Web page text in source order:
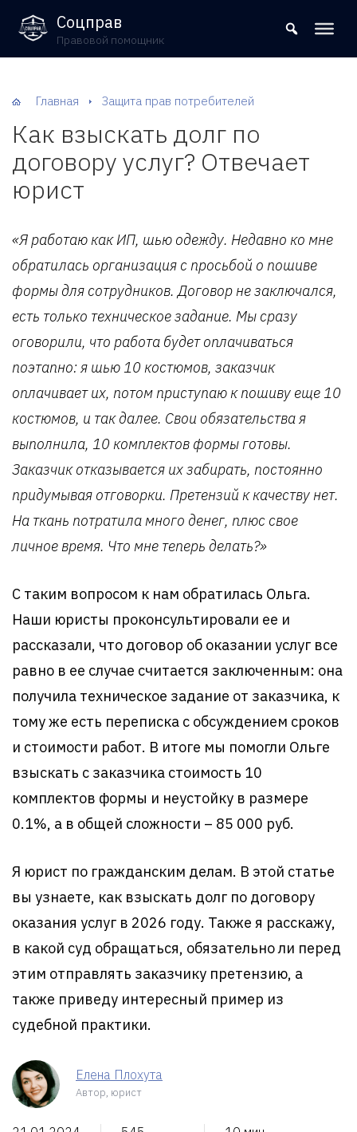
8 (800) 302-09-37
Соцправ
Правовой помощник
Главная Защита прав потребителей
Как взыскать долг по
договору услуг? Отвечает
юрист
«Я работаю как ИП, шью одежду. Недавно ко мне
обратилась организация с просьбой о пошиве
формы для сотрудников. Договор не заключался,
есть только техническое задание. Мы сразу
оговорили, что работа будет оплачиваться
поэтапно: я шью 10 костюмов, заказчик
оплачивает их, потом приступаю к пошиву еще 10
костюмов, и так далее. Свои обязательства я
выполнила, 10 комплектов формы готовы.
Заказчик отказывается их забирать, постоянно
придумывая отговорки. Претензий к качеству нет.
На ткань потратила много денег, плюс свое
личное время. Что мне теперь делать?»
С таким вопросом к нам обратилась Ольга.
Наши юристы проконсультировали ее и
рассказали, что договор об оказании услуг все
равно в ее случае считается заключенным: она
получила техническое задание от заказчика, к
тому же есть переписка с обсуждением сроков
и стоимости работ. В итоге мы помогли Ольге
взыскать с заказчика стоимость 10
комплектов формы и неустойку в размере
0.1%, а в общей сложности – 85 000 руб.
Я юрист по гражданским делам. В этой статье
вы узнаете, как взыскать долг по договору
оказания услуг в 2026 году. Также я расскажу,
в какой суд обращаться, обязательно ли перед
этим отправлять заказчику претензию, а
также приведу интересный пример из
судебной практики.
Елена Плохута
Автор, юрист